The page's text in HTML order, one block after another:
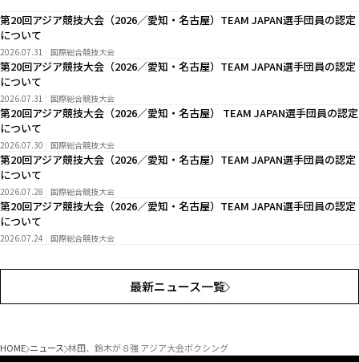
第20回アジア競技大会（2026／愛知・名古屋）TEAM JAPAN選手団員の認定
について
2026.07.31 国際総合競技大会
第20回アジア競技大会（2026／愛知・名古屋）TEAM JAPAN選手団員の認定
について
2026.07.31 国際総合競技大会
第20回アジア競技大会（2026／愛知・名古屋） TEAM JAPAN選手団員の認定
について
2026.07.30 国際総合競技大会
第20回アジア競技大会（2026／愛知・名古屋）TEAM JAPAN選手団員の認定
について
2026.07.28 国際総合競技大会
第20回アジア競技大会（2026／愛知・名古屋）TEAM JAPAN選手団員の認定
について
2026.07.24 国際総合競技大会
最新ニュース一覧
HOME ニュース 林田、鈴木が８強 アジア大会ボクシング